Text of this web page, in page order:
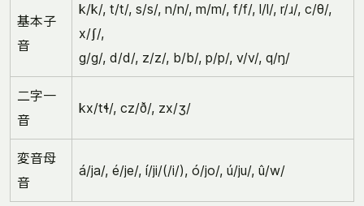
基本子
音
k/k/, t/t/, s/s/, n/n/, m/m/, f/f/, l/l/, r/ɹ/, c/θ/,
x/ʃ/,
g/g/, d/d/, z/z/, b/b/, p/p/, v/v/, q/ŋ/
二字一
音
kx/tɬ/, cz/ð/, zx/ʒ/
変音母
音
á/ja/, é/je/, í/ji/(/i/), ó/jo/, ú/ju/, û/w/